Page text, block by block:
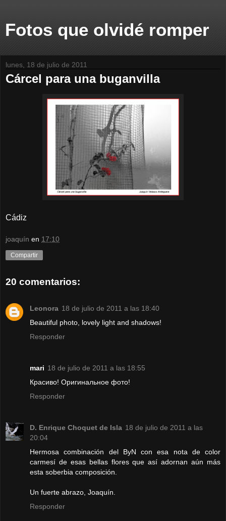
Fotos que olvidé romper
lunes, 18 de julio de 2011
Cárcel para una buganvilla
Cádiz
joaquín en 17:10
Compartir
20 comentarios:
Leonora 18 de julio de 2011 a las 18:40
Beautiful photo, lovely light and shadows!
Responder
mari 18 de julio de 2011 a las 18:55
Красиво! Оригинальное фото!
Responder
D. Enrique Choquet de Isla 18 de julio de 2011 a las
20:04
Hermosa combinación del ByN con esa nota de color
carmesí de esas bellas flores que así adornan aún más
esta soberbia composición.
Un fuerte abrazo, Joaquín.
Responder